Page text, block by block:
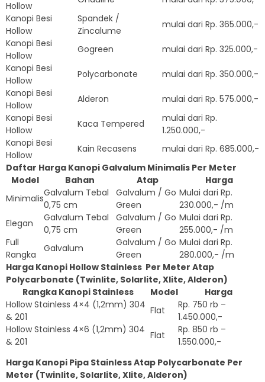
Hollow
Kanopi Besi
Hollow
Spandek /
Zincalume
mulai dari Rp. 365.000,-
Kanopi Besi
Hollow
Gogreen
mulai dari Rp. 325.000,-
Kanopi Besi
Hollow
Polycarbonate
mulai dari Rp. 350.000,-
Kanopi Besi
Hollow
Alderon
mulai dari Rp. 575.000,-
Kanopi Besi
Hollow
Kaca Tempered
mulai dari Rp.
1.250.000,-
Kanopi Besi
Hollow
Kain Recasens
mulai dari Rp. 685.000,-
Daftar Harga Kanopi Galvalum Minimalis Per Meter
Model
Bahan Atap
Harga
MinimalisGalvalum Tebal
0,75 cm
Galvalum / Go
Green
Mulai dari Rp.
230.000,- /m
Elegan
Galvalum Tebal
0,75 cm
Galvalum / Go
Green
Mulai dari Rp.
255.000,- /m
Full
Rangka
Galvalum
Galvalum / Go
Green
Mulai dari Rp.
280.000,- /m
Harga Kanopi Hollow Stainless Per Meter Atap
Polycarbonate (Twinlite, Solarlite, Xlite, Alderon)
Rangka Kanopi Stainless
Model
Harga
Hollow Stainless 4×4 (1,2mm) 304
& 201
Flat
Rp. 750 rb –
1.450.000,-
Hollow Stainless 4×6 (1,2mm) 304
& 201
Flat
Rp. 850 rb –
1.550.000,-
Harga Kanopi Pipa Stainless Atap Polycarbonate Per
Meter (Twinlite, Solarlite, Xlite, Alderon)